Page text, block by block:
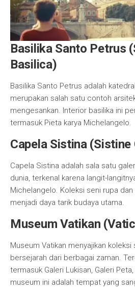
Basilika Santo Petrus
Basilica)
Basilika Santo Petrus adalah
merupakan salah satu contoh
mengesankan. Interior basilika ini
termasuk Pieta karya Michelangelo.
Capela Sistina (Sistine
Capela Sistina adalah sala satu
dunia, terkenal karena langit-
Michelangelo. Koleksi seni rupa
menjadi daya tarik budaya utama.
Museum Vatikan
Museum Vatikan menyajikan
bersejarah dari berbagai zaman.
termasuk Galeri Lukisan, Galeri
museum ini adalah tempat yang